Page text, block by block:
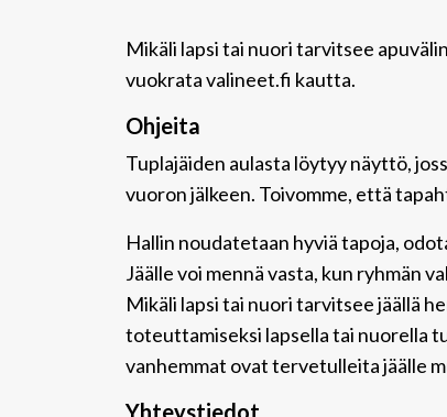
Mikäli lapsi tai nuori tarvitsee
vuokrata valineet.fi kautta.
Ohjeita
Tuplajäiden aulasta löytyy näyttö,
vuoron jälkeen. Toivomme, että
Hallin noudatetaan hyviä tapoja,
Jäälle voi mennä vasta, kun ryhmän
Mikäli lapsi tai nuori tarvitsee jäällä
toteuttamiseksi lapsella tai nuorella
vanhemmat ovat tervetulleita jäälle
Yhteystiedot